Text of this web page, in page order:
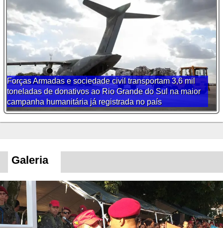
Forças Armadas e sociedade civil transportam 3,6 mil
toneladas de donativos ao Rio Grande do Sul na maior
campanha humanitária já registrada no país
Galeria